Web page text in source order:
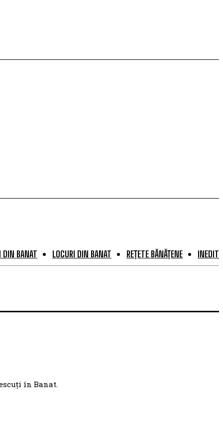
DIN BANAT LOCURI DIN BANAT REȚETE BĂNĂȚENE INEDIT
în Banat.